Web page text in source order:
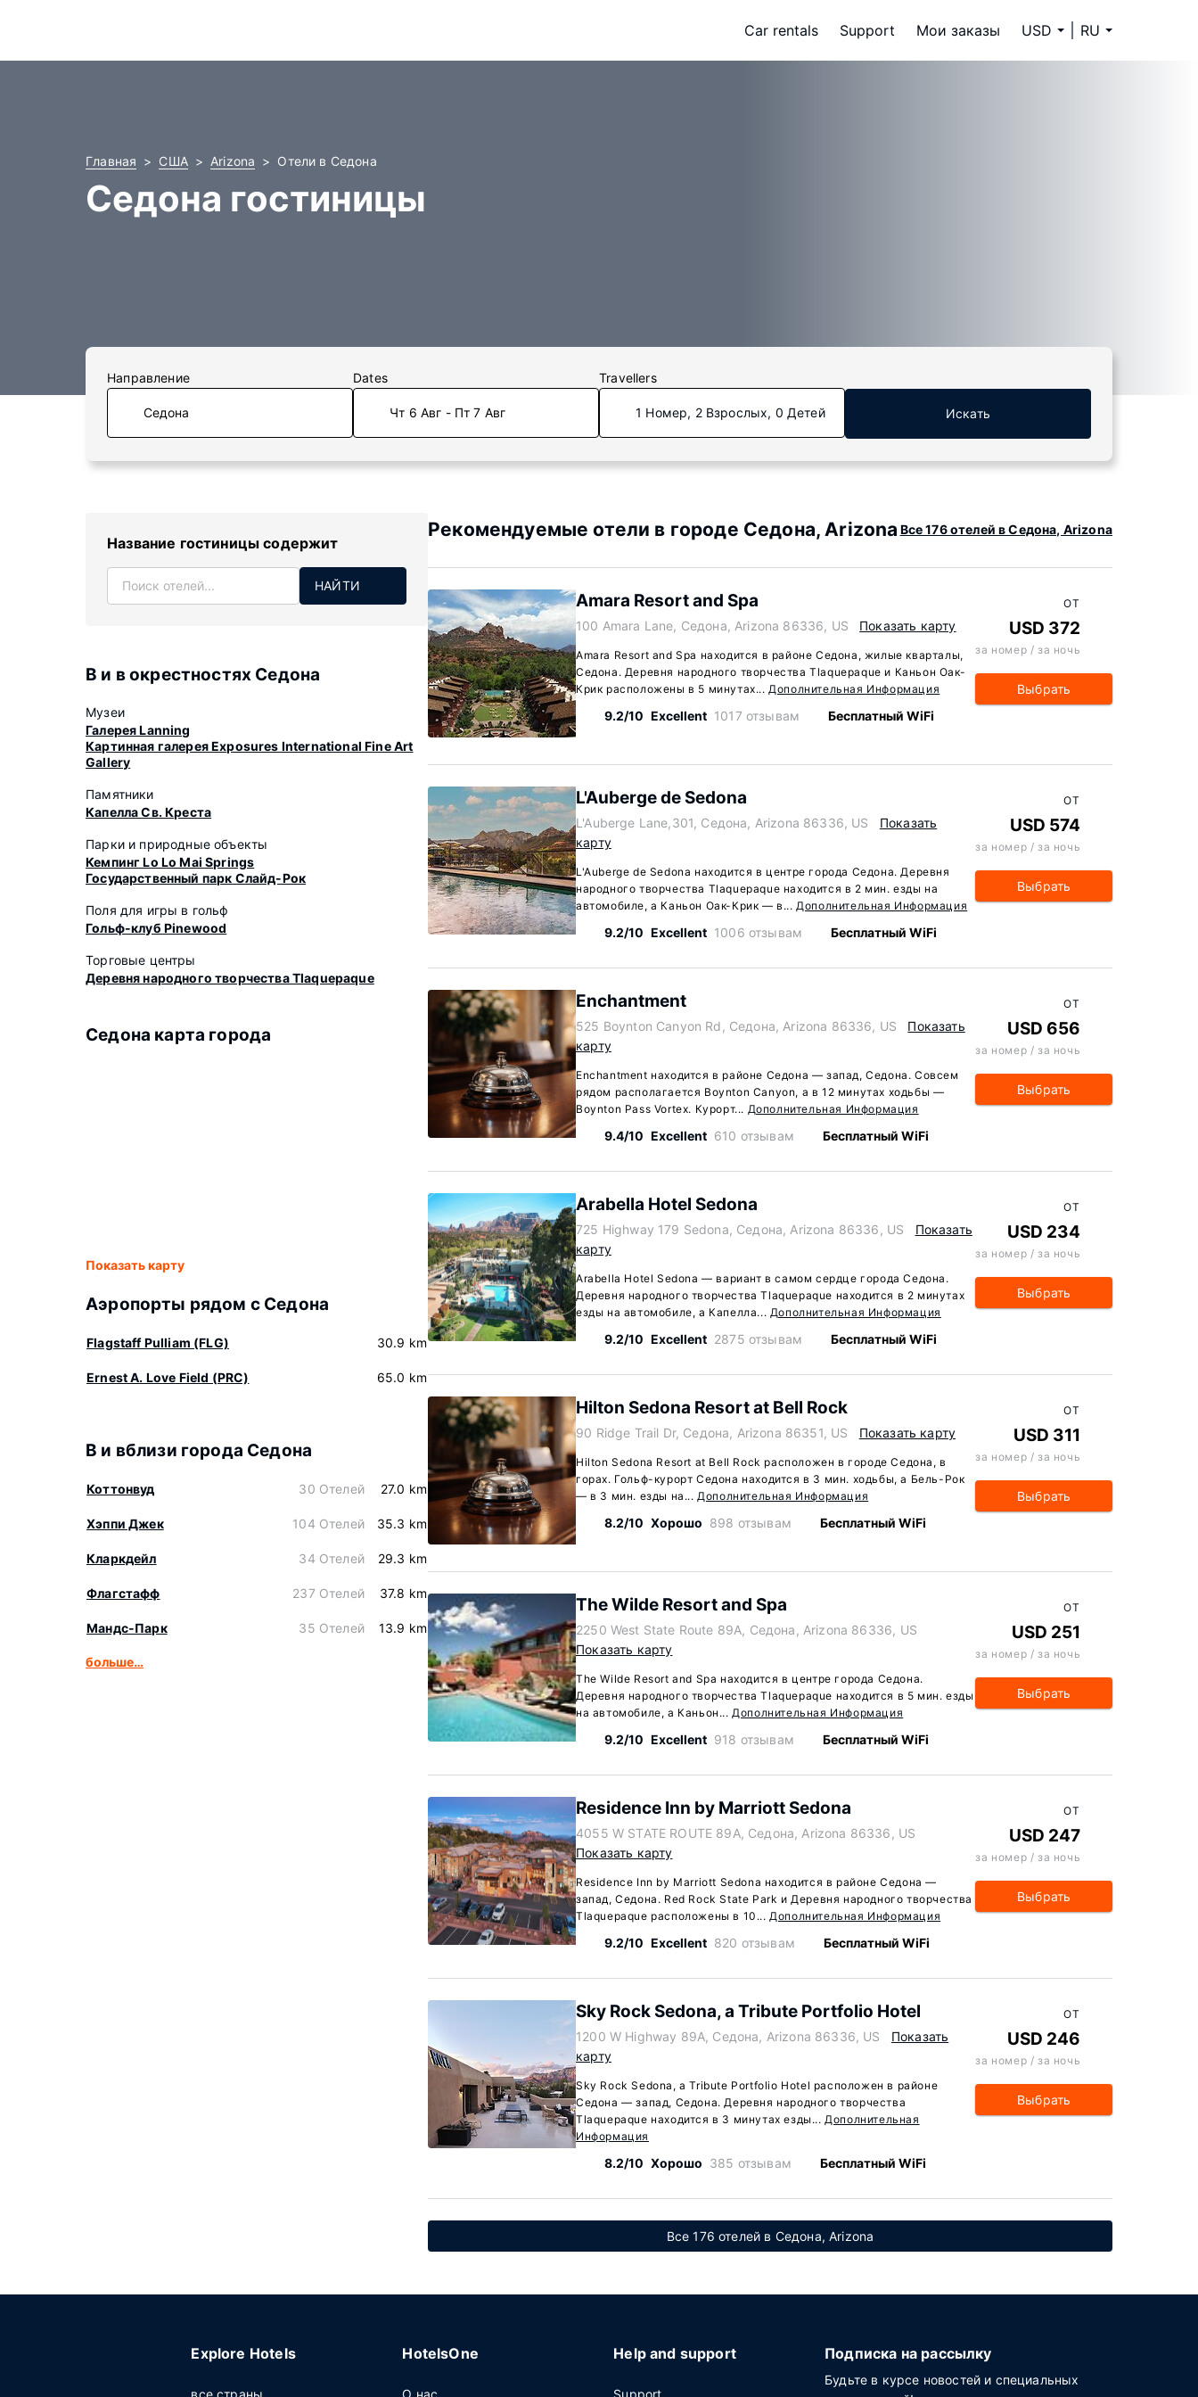
Car rentals Support Мои заказы USD RU
Главная США Arizona Отели в Седона
Седона гостиницы
Направление Dates
Чт 6 Авг - Пт 7 Авг
Travellers
1 Номер, 2 Взрослых, 0 Детей Искать
Название гостиницы содержит
НАЙТИ
В и в окрестностях Седона
Музеи
Галерея Lanning
Картинная галерея Exposures International Fine Art
Gallery
Памятники
Капелла Св. Креста
Парки и природные объекты
Кемпинг Lo Lo Mai Springs
Государственный парк Слайд-Рок
Поля для игры в гольф
Гольф-клуб Pinewood
Торговые центры
Деревня народного творчества Tlaquepaque
Седона карта города
Показать карту
Аэропорты рядом с Седона
Flagstaff Pulliam (FLG) 30.9 km
Ernest A. Love Field (PRC) 65.0 km
В и вблизи города Седона
Коттонвуд 30 Отелей 27.0 km
Хэппи Джек 104 Отелей 35.3 km
Кларкдейл 34 Отелей 29.3 km
Флагстафф 237 Отелей 37.8 km
Мандс-Парк 35 Отелей 13.9 km
больше…
Рекомендуемые отели в городе Седона, Arizona Все 176 отелей в Седона, Arizona
Amara Resort and Spa
100 Amara Lane, Седона, Arizona 86336, US Показать карту
Amara Resort and Spa находится в районе Седона, жилые кварталы,
Седона. Деревня народного творчества Tlaquepaque и Каньон Оак-
Крик расположены в 5 минутах...Дополнительная Информация
9.2/10 Excellent 1017 отзывам Бесплатный WiFi
ОТ
USD 372
за номер / за ночь
Выбрать
L'Auberge de Sedona
L'Auberge Lane,301, Седона, Arizona 86336, US
Показать
карту
L'Auberge de Sedona находится в центре города Седона. Деревня
народного творчества Tlaquepaque находится в 2 мин. езды на
автомобиле, а Каньон Оак-Крик — в...Дополнительная Информация
9.2/10 Excellent 1006 отзывам Бесплатный WiFi
ОТ
USD 574
за номер / за ночь
Выбрать
Enchantment
525 Boynton Canyon Rd, Седона, Arizona 86336, US
Показать
карту
Enchantment находится в районе Седона — запад, Седона. Совсем
рядом располагается Boynton Canyon, а в 12 минутах ходьбы —
Boynton Pass Vortex. Курорт... Дополнительная Информация
9.4/10 Excellent 610 отзывам Бесплатный WiFi
ОТ
USD 656
за номер / за ночь
Выбрать
Arabella Hotel Sedona
725 Highway 179 Sedona, Седона, Arizona 86336, US
Показать
карту
Arabella Hotel Sedona — вариант в самом сердце города Седона.
Деревня народного творчества Tlaquepaque находится в 2 минутах
езды на автомобиле, а Капелла... Дополнительная Информация
9.2/10 Excellent 2875 отзывам Бесплатный WiFi
ОТ
USD 234
за номер / за ночь
Выбрать
Hilton Sedona Resort at Bell Rock
90 Ridge Trail Dr, Седона, Arizona 86351, US Показать карту
Hilton Sedona Resort at Bell Rock расположен в городе Седона, в
горах. Гольф-курорт Седона находится в 3 мин. ходьбы, а Бель-Рок
— в 3 мин. езды на...Дополнительная Информация
8.2/10 Хорошо 898 отзывам Бесплатный WiFi
ОТ
USD 311
за номер / за ночь
Выбрать
The Wilde Resort and Spa
2250 West State Route 89A, Седона, Arizona 86336, US
Показать карту
The Wilde Resort and Spa находится в центре города Седона.
Деревня народного творчества Tlaquepaque находится в 5 мин. езды
на автомобиле, а Каньон...Дополнительная Информация
9.2/10 Excellent 918 отзывам Бесплатный WiFi
ОТ
USD 251
за номер / за ночь
Выбрать
Residence Inn by Marriott Sedona
4055 W STATE ROUTE 89A, Седона, Arizona 86336, US
Показать карту
Residence Inn by Marriott Sedona находится в районе Седона —
запад, Седона. Red Rock State Park и Деревня народного творчества
Tlaquepaque расположены в 10...Дополнительная Информация
9.2/10 Excellent 820 отзывам Бесплатный WiFi
ОТ
USD 247
за номер / за ночь
Выбрать
Sky Rock Sedona, a Tribute Portfolio Hotel
1200 W Highway 89A, Седона, Arizona 86336, US
Показать
карту
Sky Rock Sedona, a Tribute Portfolio Hotel расположен в районе
Седона — запад, Седона. Деревня народного творчества
Tlaquepaque находится в 3 минутах езды...Дополнительная
Информация
8.2/10 Хорошо 385 отзывам Бесплатный WiFi
ОТ
USD 246
за номер / за ночь
Выбрать
Все 176 отелей в Седона, Arizona
Explore Hotels
все страны
HotelsOne
О нас
Help and support
Support
Подписка на рассылку
Будьте в курсе новостей и специальных